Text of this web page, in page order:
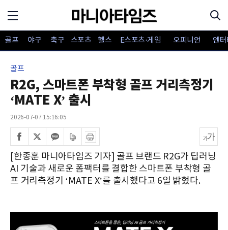
골프 야구 축구 스포츠 헬스 E스포츠·게임 오피니언 엔
골프
R2G, 스마트폰 부착형 골프 거리측정기
‘MATE X’ 출시
2026-07-07 15:16:05
[한종훈 마니아타임즈 기자] 골프 브랜드 R2G가 딥러닝
AI 기술과 새로운 폼팩터를 결합한 스마트폰 부착형 골
프 거리측정기 ‘MATE X’를 출시했다고 6일 밝혔다.